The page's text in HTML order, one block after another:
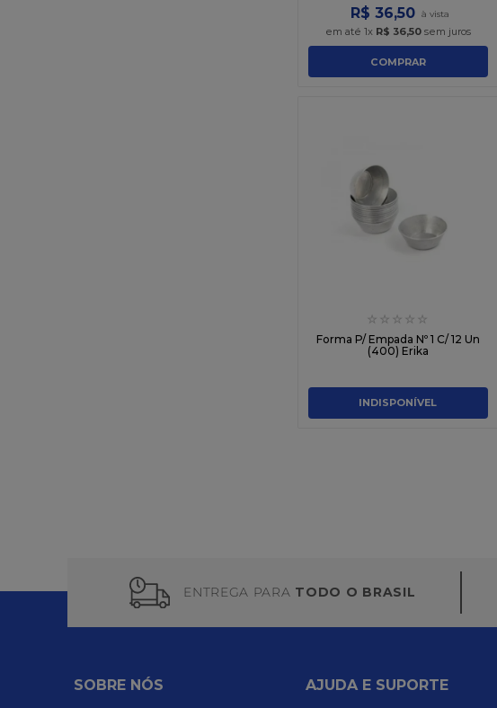
R$ 36,50
em até 1x R$ 36,50 sem juros
COMPRAR
☆ ☆ ☆ ☆ ☆
Forma P/ Empada Nº 1 C/ 12 Un
(400) Erika
INDISPONÍVEL
ENTREGA PARA TODO O BRASIL
SOBRE NÓS AJUDA E SUPORTE